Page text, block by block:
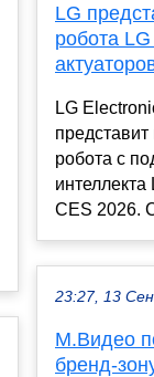
LG
робота
LG
робота с
CES 2026.
23:27, 13 Сен
М.Видео
бренд-